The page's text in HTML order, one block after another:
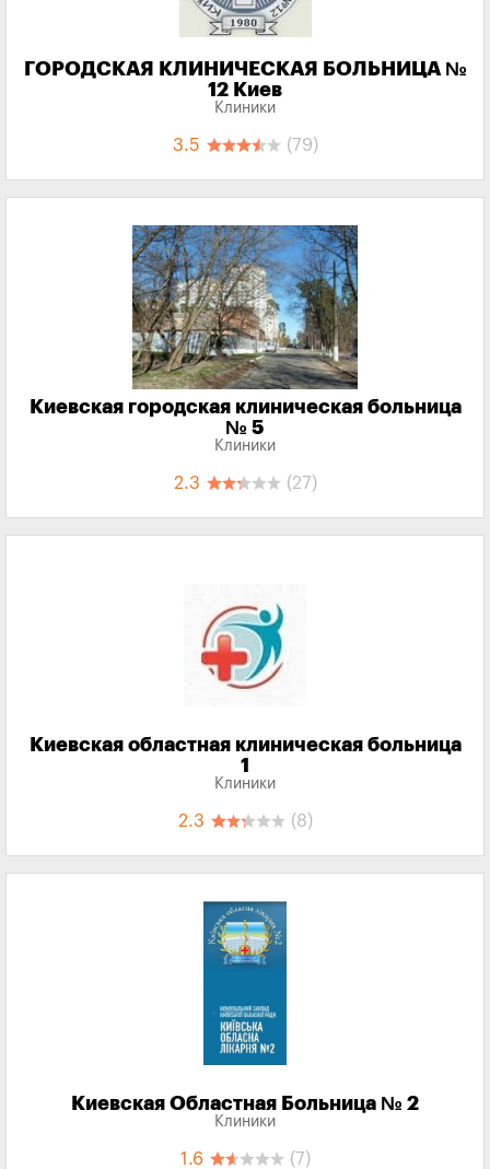
ГОРОДСКАЯ КЛИНИЧЕСКАЯ БОЛЬНИЦА №
12 Киев
Клиники
3.5 (79)
Киевская городская клиническая больница
№ 5
Клиники
2.3 (27)
Киевская областная клиническая больница
1
Клиники
2.3 (8)
Киевская Областная Больница № 2
Клиники
1.6 (7)